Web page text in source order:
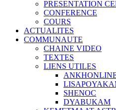
PRESENTATION
CONFERENCE
COURS
ACTUALITES
COMMUNAUTE
CHAINE VIDEO
TEXTES
LIENS UTILES
SHENOC
DYABUKAM